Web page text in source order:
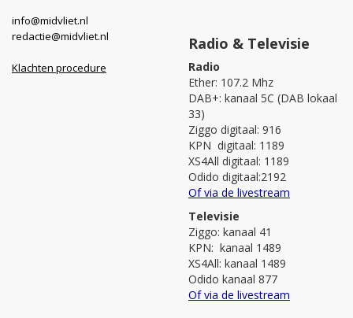
info@midvliet.nl
redactie@midvliet.nl
Klachten procedure
Radio & Televisie
Radio
Ether: 107.2 Mhz
DAB+: kanaal 5C (DAB lokaal
33)
Ziggo digitaal: 916
KPN digitaal: 1189
XS4All digitaal: 1189
Odido digitaal:2192
Of via de livestream
Televisie
Ziggo: kanaal 41
KPN: kanaal 1489
XS4All: kanaal 1489
Odido kanaal 877
Of via de livestream